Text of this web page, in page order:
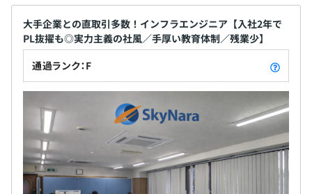
大手企業との直取引多数！インフラエンジニア【入社2年で
PL抜擢も◎実力主義の社風／手厚い教育体制／残業少】
通過ランク：F